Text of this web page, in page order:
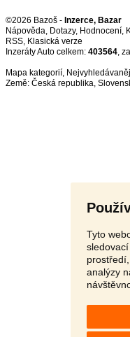
Tyto
analýzy
©2026 Bazoš - Inzerce, Bazar
Nápověda, Dotazy, Hodnocení,
RSS,
Inzeráty Auto celkem: 403564,
Mapa kategorií,
Země: Česká republika,